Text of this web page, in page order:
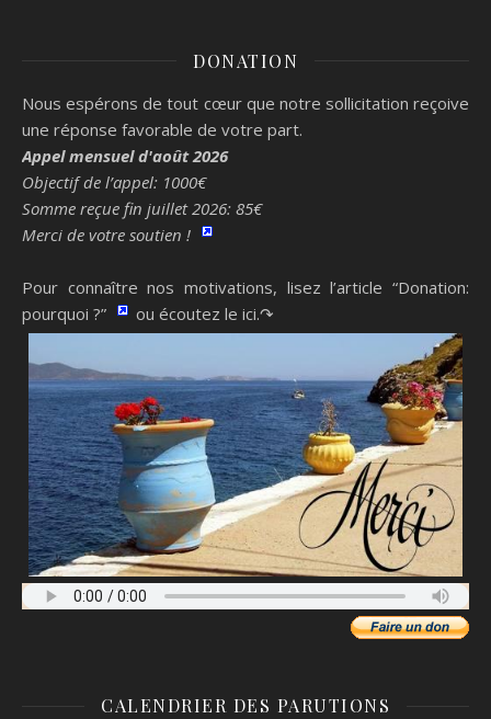
DONATION
Nous espérons de tout cœur que notre sollicitation reçoive
une réponse favorable de votre part.
Appel mensuel d'août 2026
Objectif de l’appel: 1000€
Somme reçue fin juillet 2026: 85€
Merci de votre soutien !
Pour connaître nos motivations, lisez l’article “Donation:
pourquoi ?”
ou écoutez le ici.↷
CALENDRIER DES PARUTIONS